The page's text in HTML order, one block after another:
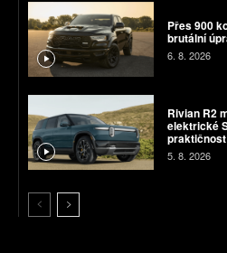
Přes 900
brutální
6. 8. 2026
Rivian R2
elektrické
5. 8. 2026